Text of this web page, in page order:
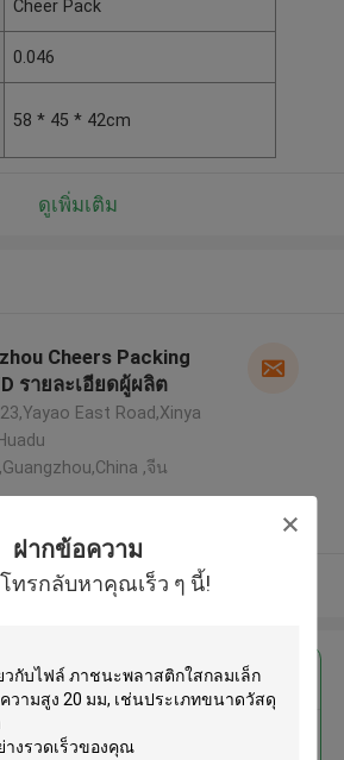
ฝากข้อความ
โทรกลับหาคุณเร็ว ๆ นี้!
Cheer Pack
0.046
58 * 45 * 42cm
ดูเพิ่มเติม
Cheers Packing
รายละเอียดผู้ผลิต
East Road,Xinya
,จีน
ดูเพิ่มเติม
এর সেরা মূল্য পান
ภาชนะพลาสติกใสกลมเล็กสำหรับ